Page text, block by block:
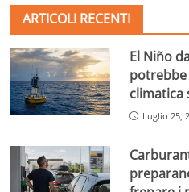
ARTICOLI RECENTI
El Niño
potrebbe
climatica
Luglio 25,